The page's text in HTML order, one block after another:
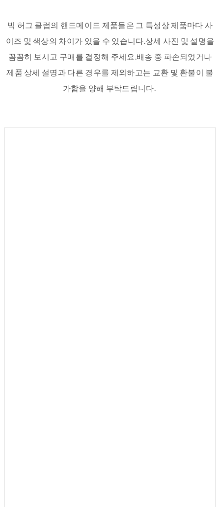
빅 허그 클럽의 핸드메이드 제품들은 그 특성상 제품마다 사
이즈 및 색상의 차이가 있을 수 있습니다.상세 사진 및 설명을
꼼꼼히 보시고 구매를 결정해 주세요.배송 중 파손되었거나
제품 상세 설명과 다른 경우를 제외하고는 교환 및 환불이 불
가함을 양해 부탁드립니다.